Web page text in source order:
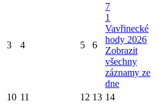
3 4 5 6
7
1
Vavřinecké
hody 2026
Zobrazit
všechny
záznamy ze
dne
10 11 12 13 14